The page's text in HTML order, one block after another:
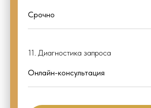
11. Диагностика запроса